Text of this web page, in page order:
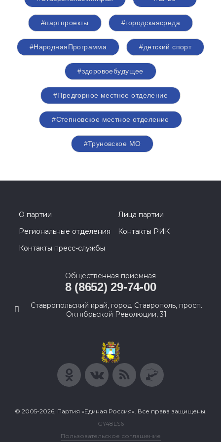
#партпроекты #городскаясреда
#НароднаяПрограмма #детский спорт
#здоровоебудущее
#Предгорное местное отделение
#Степновское местное отделение
#Труновское МО
О партии
Лица партии
Региональные отделения
Контакты РИК
Контакты пресс-службы
Общественная приемная
8 (8652) 29-74-00
Ставропольский край, город Ставрополь, просп.
Октябрьской Революции, 31
© 2005-2026, Партия «Единая Россия». Все права защищены.
GY48LS6
Пользовательское соглашение